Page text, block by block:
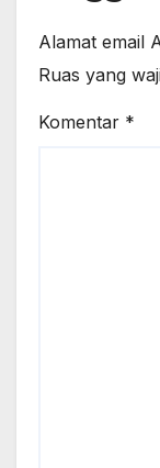
Alamat email
Ruas yang
Komentar *